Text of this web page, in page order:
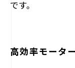
です。
高効率モータ